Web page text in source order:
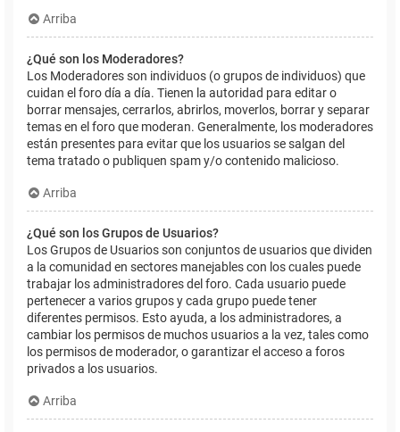
Arriba
¿Qué son los Moderadores?
Los Moderadores son individuos (o grupos de individuos) que
cuidan el foro día a día. Tienen la autoridad para editar o
borrar mensajes, cerrarlos, abrirlos, moverlos, borrar y separar
temas en el foro que moderan. Generalmente, los moderadores
están presentes para evitar que los usuarios se salgan del
tema tratado o publiquen spam y/o contenido malicioso.
Arriba
¿Qué son los Grupos de Usuarios?
Los Grupos de Usuarios son conjuntos de usuarios que dividen
a la comunidad en sectores manejables con los cuales puede
trabajar los administradores del foro. Cada usuario puede
pertenecer a varios grupos y cada grupo puede tener
diferentes permisos. Esto ayuda, a los administradores, a
cambiar los permisos de muchos usuarios a la vez, tales como
los permisos de moderador, o garantizar el acceso a foros
privados a los usuarios.
Arriba